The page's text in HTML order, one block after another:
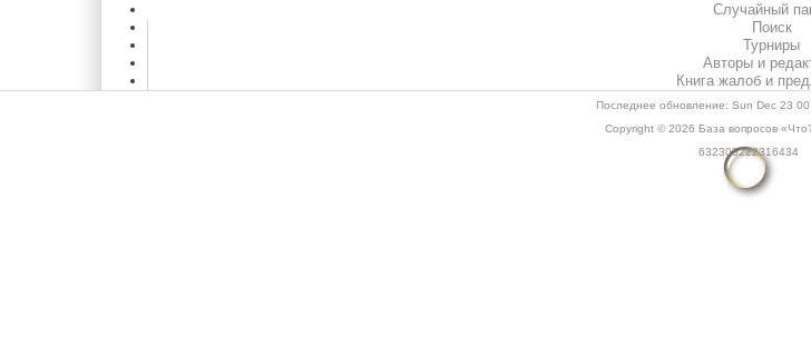
Случайный
Поиск
Турниры
Авторы и
Книга жалоб и
Последнее обновление: Sun Dec 23
Copyright © 2026 База вопросов
632305222316434